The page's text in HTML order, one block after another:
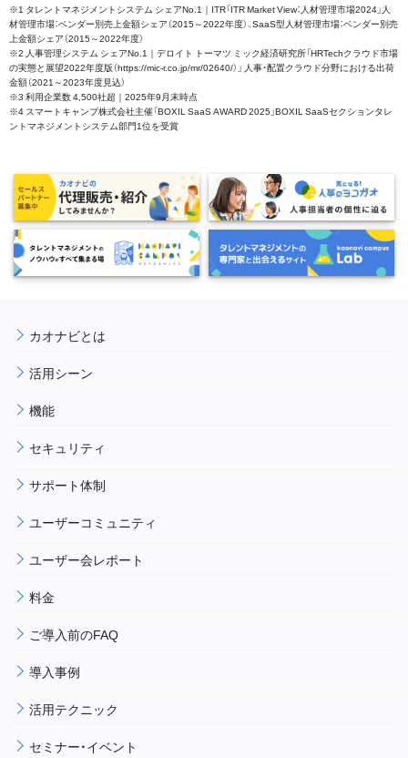
※1 タレントマネジメントシステム シェアNo.1｜ITR「ITR Market View：人材管理市場2024」人
材管理市場：ベンダー別売上金額シェア（2015～2022年度）、SaaS型人材管理市場：ベンダー別売
上金額シェア（2015～2022年度）
※2 人事管理システム シェアNo.1｜デロイト トーマツ ミック経済研究所「HRTechクラウド市場
の実態と展望2022年度版（https://mic-r.co.jp/mr/02640/）」 人事・配置クラウド分野における出荷
金額（2021～2023年度見込）
※3 利用企業数 4,500社超｜2025年9月末時点
※4 スマートキャンプ株式会社主催「BOXIL SaaS AWARD 2025」BOXIL SaaSセクションタレ
ントマネジメントシステム部門1位を受賞
カオナビとは
活用シーン
機能
セキュリティ
サポート体制
ユーザーコミュニティ
ユーザー会レポート
料金
ご導入前のFAQ
導入事例
活用テクニック
セミナー・イベント